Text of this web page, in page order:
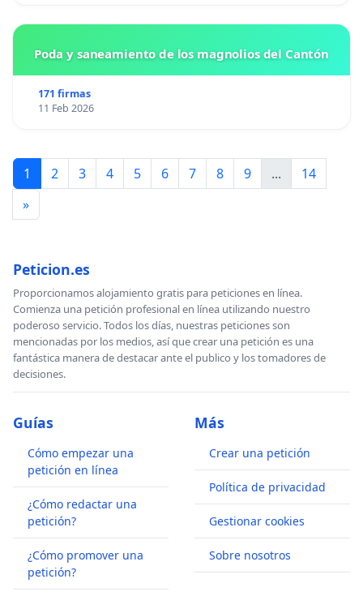
Poda y saneamiento de los magnolios del Cantón
171 firmas
11 Feb 2026
1 2 3 4 5 6 7 8 9 ...
14
»
Peticion.es
Proporcionamos alojamiento gratis para peticiones en línea.
Comienza una petición profesional en línea utilizando nuestro
poderoso servicio. Todos los días, nuestras peticiones son
mencionadas por los medios, así que crear una petición es una
fantástica manera de destacar ante el publico y los tomadores de
decisiones.
Guías
Cómo empezar una
petición en línea
¿Cómo redactar una
petición?
¿Cómo promover una
petición?
Más
Crear una petición
Política de privacidad
Gestionar cookies
Sobre nosotros